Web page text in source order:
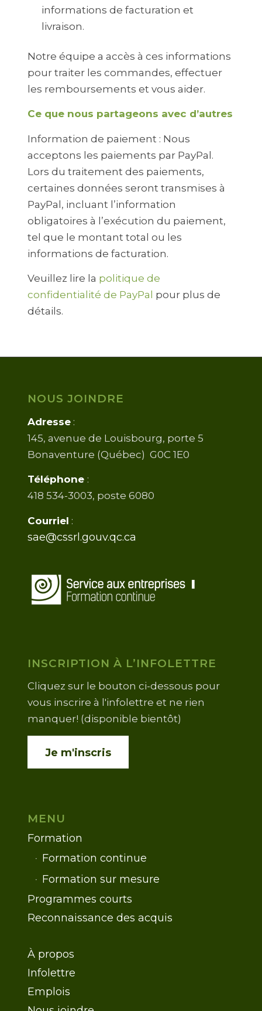
informations de facturation et
livraison.
Notre équipe a accès à ces informations
pour traiter les commandes, effectuer
les remboursements et vous aider.
Ce que nous partageons avec d’autres
Information de paiement : Nous
acceptons les paiements par PayPal.
Lors du traitement des paiements,
certaines données seront transmises à
PayPal, incluant l’information
obligatoires à l’exécution du paiement,
tel que le montant total ou les
informations de facturation.
Veuillez lire la politique de
confidentialité de PayPal pour plus de
détails.
NOUS JOINDRE
Adresse :
145, avenue de Louisbourg, porte 5
Bonaventure (Québec) G0C 1E0
Téléphone :
418 534-3003, poste 6080
Courriel :
sae@cssrl.gouv.qc.ca
INSCRIPTION À L’INFOLETTRE
Cliquez sur le bouton ci-dessous pour
vous inscrire à l'infolettre et ne rien
manquer! (disponible bientôt)
Je m'inscris
MENU
Formation
Formation continue
Formation sur mesure
Programmes courts
Reconnaissance des acquis
À propos
Infolettre
Emplois